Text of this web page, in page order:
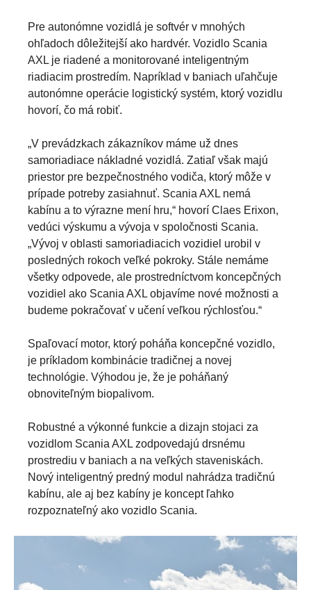
Pre autonómne vozidlá je softvér v mnohých
ohľadoch dôležitejší ako hardvér. Vozidlo Scania
AXL je riadené a monitorované inteligentným
riadiacim prostredím. Napríklad v baniach uľahčuje
autonómne operácie logistický systém, ktorý vozidlu
hovorí, čo má robiť.
„V prevádzkach zákazníkov máme už dnes
samoriadiace nákladné vozidlá. Zatiaľ však majú
priestor pre bezpečnostného vodiča, ktorý môže v
prípade potreby zasiahnuť. Scania AXL nemá
kabínu a to výrazne mení hru,“ hovorí Claes Erixon,
vedúci výskumu a vývoja v spoločnosti Scania.
„Vývoj v oblasti samoriadiacich vozidiel urobil v
posledných rokoch veľké pokroky. Stále nemáme
všetky odpovede, ale prostredníctvom koncepčných
vozidiel ako Scania AXL objavíme nové možnosti a
budeme pokračovať v učení veľkou rýchlosťou.“
Spaľovací motor, ktorý poháňa koncepčné vozidlo,
je príkladom kombinácie tradičnej a novej
technológie. Výhodou je, že je poháňaný
obnoviteľným biopalivom.
Robustné a výkonné funkcie a dizajn stojaci za
vozidlom Scania AXL zodpovedajú drsnému
prostrediu v baniach a na veľkých staveniskách.
Nový inteligentný predný modul nahrádza tradičnú
kabínu, ale aj bez kabíny je koncept ľahko
rozpoznateľný ako vozidlo Scania.